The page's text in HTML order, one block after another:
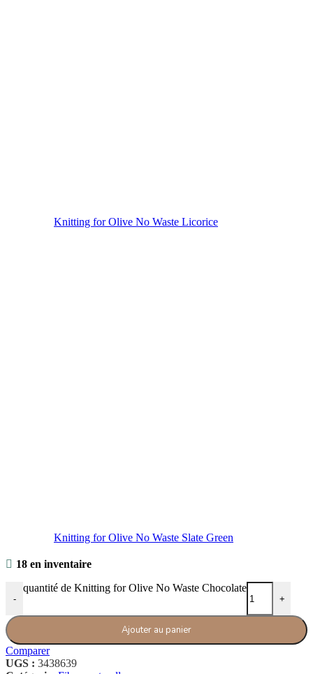
Knitting for Olive No Waste Licorice
Knitting for Olive No Waste Slate Green
18 en inventaire
-
quantité de Knitting for Olive No Waste Chocolate
+
Ajouter au panier
Comparer
UGS : 3438639